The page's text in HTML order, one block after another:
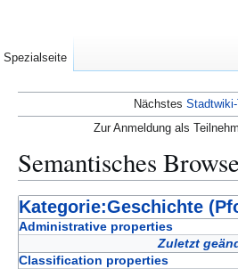
Nächstes
Zur Anmeldung als
Semantisches
Zur
Navigation
Zur
Suche
Kategorie:Geschichte
Administrative properties
Zuletzt
Classification properties
Spezialseite